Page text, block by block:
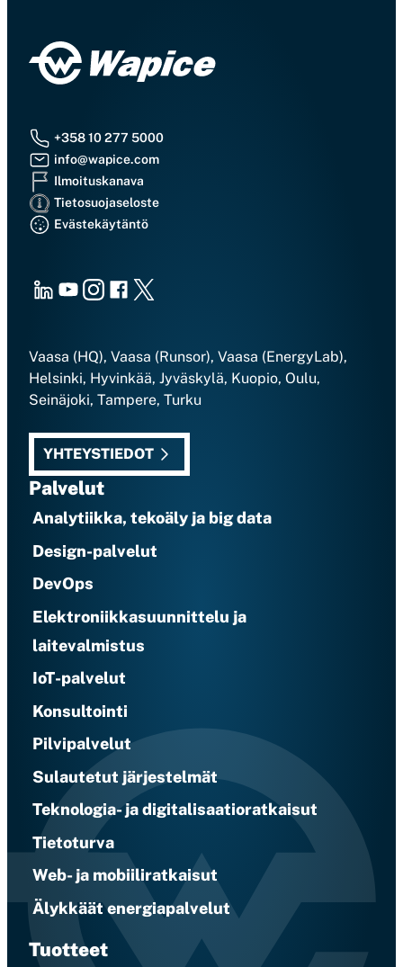
+358 10 277 5000
info@wapice.com
Ilmoituskanava
Tietosuojaseloste
Evästekäytäntö
LinkedInYoutubeInstagram
Facebook
X
Vaasa (HQ), Vaasa (Runsor), Vaasa (EnergyLab),
Helsinki, Hyvinkää, Jyväskylä, Kuopio, Oulu,
Seinäjoki, Tampere, Turku
YHTEYSTIEDOT
Palvelut
Analytiikka, tekoäly ja big data
Design-palvelut
DevOps
Elektroniikkasuunnittelu ja
laitevalmistus
IoT-palvelut
Konsultointi
Pilvipalvelut
Sulautetut järjestelmät
Teknologia- ja digitalisaatioratkaisut
Tietoturva
Web- ja mobiiliratkaisut
Älykkäät energiapalvelut
Tuotteet